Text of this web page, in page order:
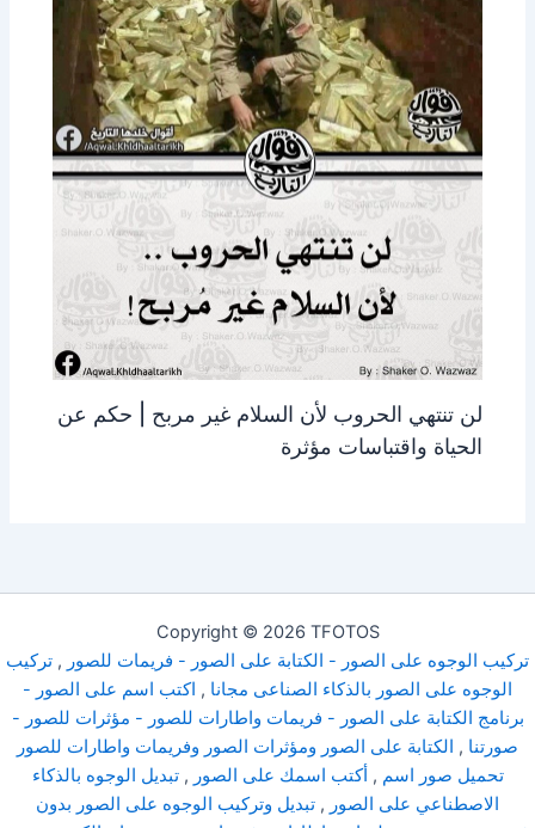
لن تنتهي الحروب لأن السلام غير مربح | حكم عن
الحياة واقتباسات مؤثرة
Copyright © 2026 TFOTOS
تركيب الوجوه على الصور - الكتابة على الصور - فريمات للصور , تركيب
الوجوه على الصور بالذكاء الصناعى مجانا , اكتب اسم على الصور -
برنامج الكتابة على الصور - فريمات واطارات للصور - مؤثرات للصور -
صورتنا , الكتابة على الصور ومؤثرات الصور وفريمات واطارات للصور
تحميل صور اسم , أكتب اسمك على الصور ,تبديل الوجوه بالذكاء
الاصطناعي على الصور , تبديل وتركيب الوجوه على الصور بدون